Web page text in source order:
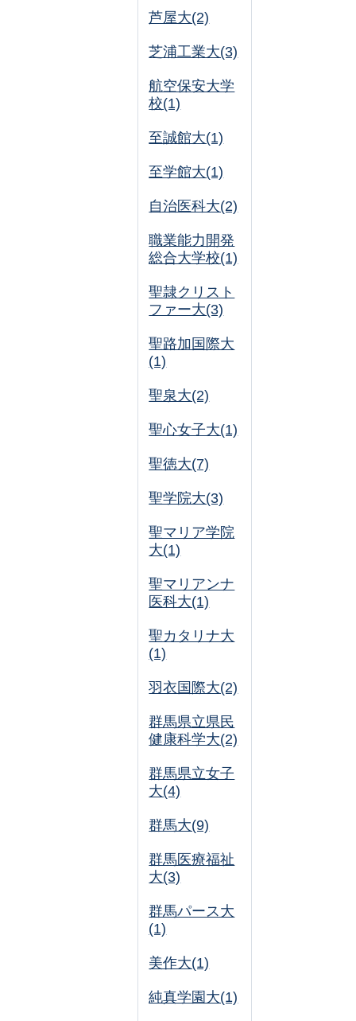
芦屋大(2)
芝浦工業大(3)
航空保安大学
校(1)
至誠館大(1)
至学館大(1)
自治医科大(2)
職業能力開発
総合大学校(1)
聖隷クリスト
ファー大(3)
聖路加国際大
(1)
聖泉大(2)
聖心女子大(1)
聖徳大(7)
聖学院大(3)
聖マリア学院
大(1)
聖マリアンナ
医科大(1)
聖カタリナ大
(1)
羽衣国際大(2)
群馬県立県民
健康科学大(2)
群馬県立女子
大(4)
群馬大(9)
群馬医療福祉
大(3)
群馬パース大
(1)
美作大(1)
純真学園大(1)